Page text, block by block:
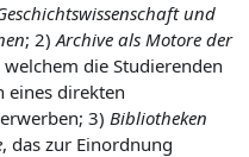
und
; 2)Archive als Motore der
welchem die Studierenden
eines direkten
3) Bibliotheken
, das zur Einordnung